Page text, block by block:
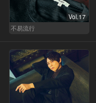
Vol.17
不易流行